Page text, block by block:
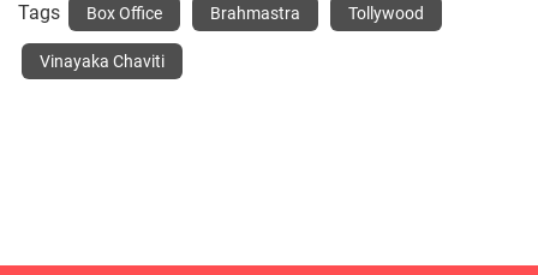
Tags Box Office Brahmastra Tollywood
Vinayaka Chaviti